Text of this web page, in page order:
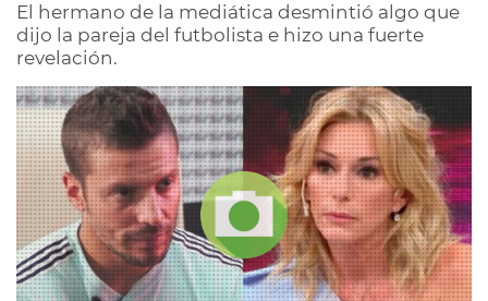
El hermano de la mediática desmintió algo que
dijo la pareja del futbolista e hizo una fuerte
revelación.